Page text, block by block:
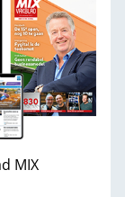
MIX